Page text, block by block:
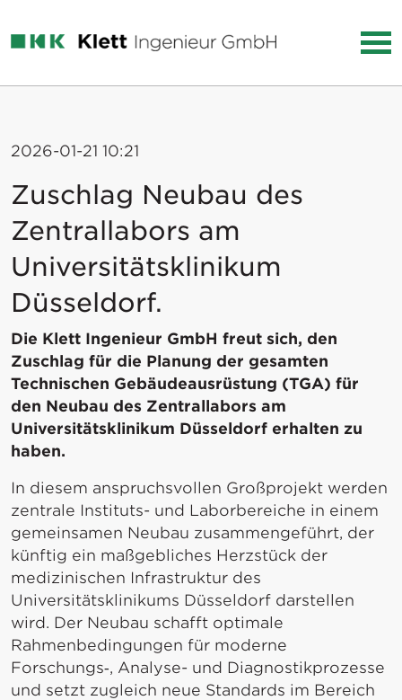
2026-01-21 10:21
Zuschlag Neubau des
Zentrallabors am
Universitätsklinikum
Düsseldorf.
Die Klett Ingenieur GmbH freut sich, den
Zuschlag für die Planung der gesamten
Technischen Gebäudeausrüstung (TGA) für
den Neubau des Zentrallabors am
Universitätsklinikum Düsseldorf erhalten zu
haben.
In diesem anspruchsvollen Großprojekt werden
zentrale Instituts- und Laborbereiche in einem
gemeinsamen Neubau zusammengeführt, der
künftig ein maßgebliches Herzstück der
medizinischen Infrastruktur des
Universitätsklinikums Düsseldorf darstellen
wird. Der Neubau schafft optimale
Rahmenbedingungen für moderne
Forschungs‑, Analyse- und Diagnostikprozesse
und setzt zugleich neue Standards im Bereich